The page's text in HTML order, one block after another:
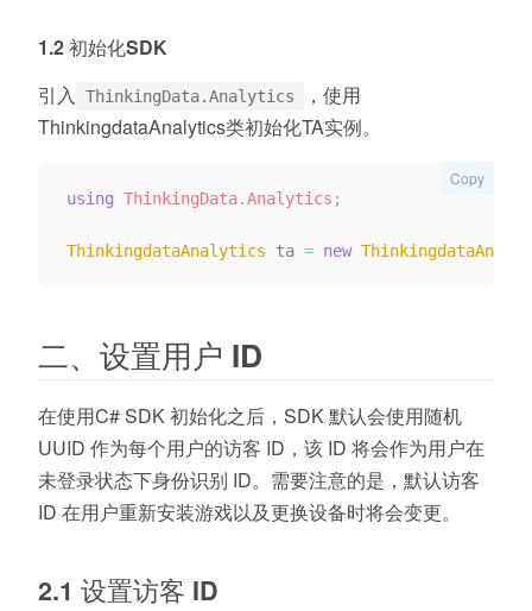
1.2 初始化SDK
引入
ThinkingData.Analytics
，使用
ThinkingdataAnalytics类初始化TA实例。
using ThinkingData.Analytics ;
ThinkingdataAnalytics ta = new
Copy
二、设置用户 ID
在使用C# SDK 初始化之后，SDK 默认会使用随机
UUID 作为每个用户的访客 ID，该 ID 将会作为用户在
未登录状态下身份识别 ID。需要注意的是，默认访客
ID 在用户重新安装游戏以及更换设备时将会变更。
2.1 设置访客 ID